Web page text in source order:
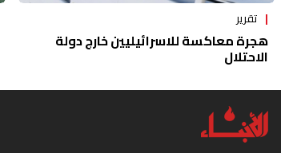
تقرير
هجرة معاكسة للاسرائيليين خارج دولة
الاحتلال